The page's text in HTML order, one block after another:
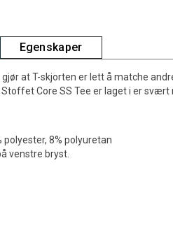
Egenskaper
at T-skjorten er lett å matche
Core SS Tee er laget i er
polyester, 8% polyuretan
venstre bryst.